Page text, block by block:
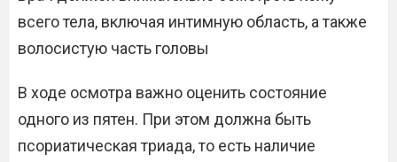
всего тела, включая интимную область, а также
волосистую часть головы
В ходе осмотра важно оценить состояние
одного из пятен. При этом должна быть
псориатическая триада, то есть наличие